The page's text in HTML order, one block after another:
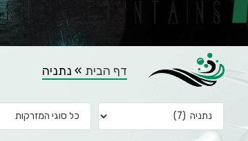
דף הבית » נתניה